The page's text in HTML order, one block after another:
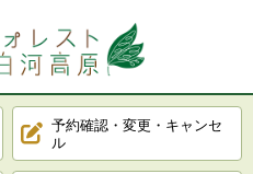
予約確認・変更・キャンセ
ル